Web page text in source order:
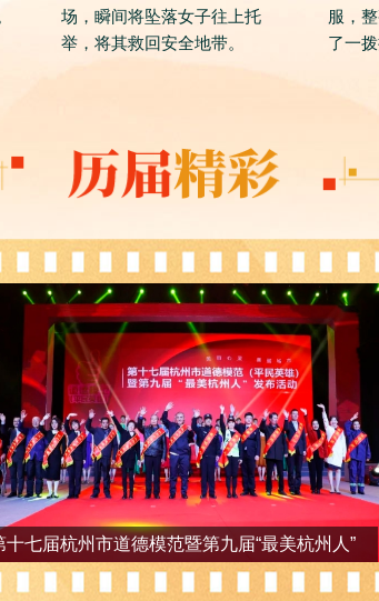
场，瞬间将坠落女子往上托
举，将其救回安全地带。
服，
了一拨
十七届杭州市道德模范暨第九届“最美杭州人”